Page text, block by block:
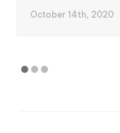
October 14th, 2020